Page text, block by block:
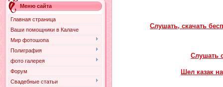
Меню сайта
Главная страница
Ваши помощники в Калаче
Мир фотошопа
Полиграфия
фото галерея
Форум
Свадебные статьи
Слушать, скачать
Слушать
Шел казак